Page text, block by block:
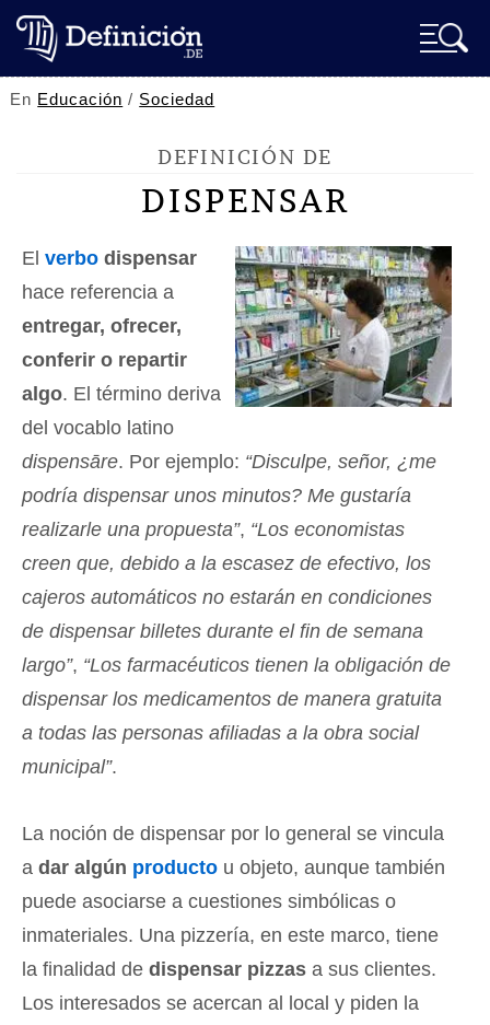
En Educación / Sociedad
DEFINICIÓN DE
DISPENSAR
El verbo dispensar
hace referencia a
entregar, ofrecer,
conferir o repartir
algo. El término deriva
del vocablo latino
dispensāre. Por ejemplo: “Disculpe, señor, ¿me
podría dispensar unos minutos? Me gustaría
realizarle una propuesta”, “Los economistas
creen que, debido a la escasez de efectivo, los
cajeros automáticos no estarán en condiciones
de dispensar billetes durante el fin de semana
largo”, “Los farmacéuticos tienen la obligación de
dispensar los medicamentos de manera gratuita
a todas las personas afiliadas a la obra social
municipal”.
La noción de dispensar por lo general se vincula
a dar algún producto u objeto, aunque también
puede asociarse a cuestiones simbólicas o
inmateriales. Una pizzería, en este marco, tiene
la finalidad de dispensar pizzas a sus clientes.
Los interesados se acercan al local y piden la